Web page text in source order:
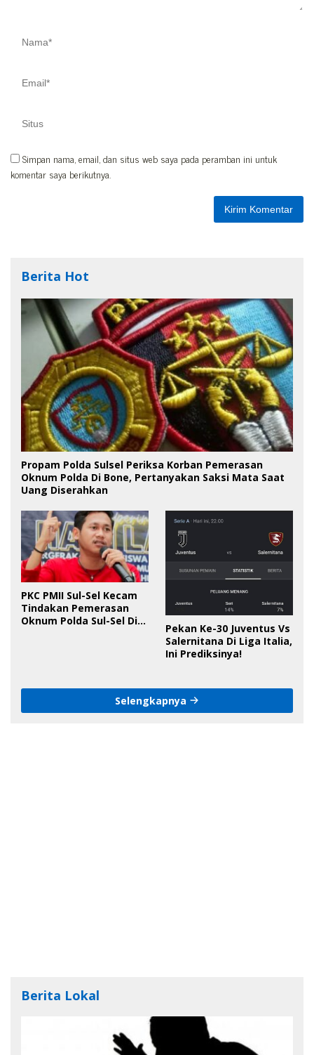
Simpan nama, email, dan situs web saya pada peramban ini untuk
komentar saya berikutnya.
Berita Hot
Propam Polda Sulsel Periksa Korban Pemerasan
Oknum Polda Di Bone, Pertanyakan Saksi Mata Saat
Uang Diserahkan
PKC PMII Sul-Sel Kecam
Tindakan Pemerasan
Oknum Polda Sul-Sel Di
Pekan Ke-30 Juventus Vs
Salernitana Di Liga Italia,
Ini Prediksinya!
Selengkapnya
Berita Lokal